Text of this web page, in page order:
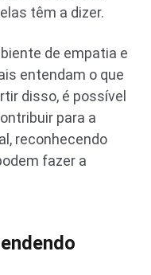
têm a dizer.
de empatia e
entendam o que
disso, é possível
para a
reconhecendo
fazer a